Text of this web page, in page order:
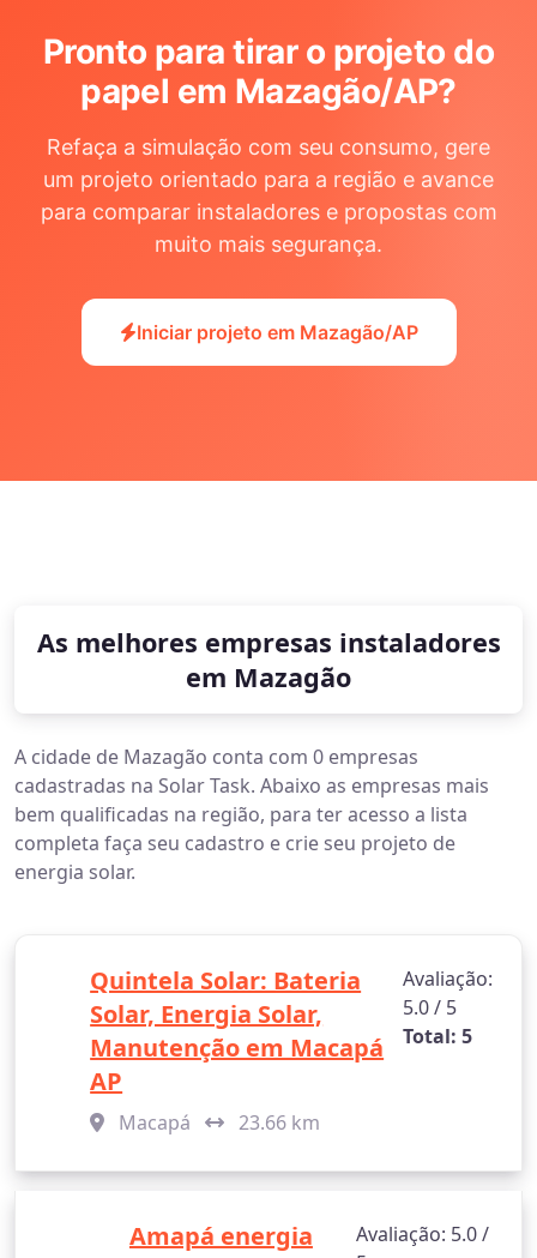
Pronto para tirar o projeto do
papel em Mazagão/AP?
Refaça a simulação com seu consumo, gere
um projeto orientado para a região e avance
para comparar instaladores e propostas com
muito mais segurança.
Iniciar projeto em Mazagão/AP
As melhores empresas instaladores
em Mazagão
A cidade de Mazagão conta com 0 empresas
cadastradas na Solar Task. Abaixo as empresas mais
bem qualificadas na região, para ter acesso a lista
completa faça seu cadastro e crie seu projeto de
energia solar.
Quintela Solar: Bateria
Solar, Energia Solar,
Manutenção em Macapá
AP
Macapá 23.66 km
Avaliação:
5.0 / 5
Total: 5
Amapá energia
Avaliação: 5.0 /